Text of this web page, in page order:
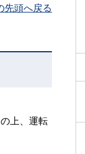
先頭へ戻る
上、運転